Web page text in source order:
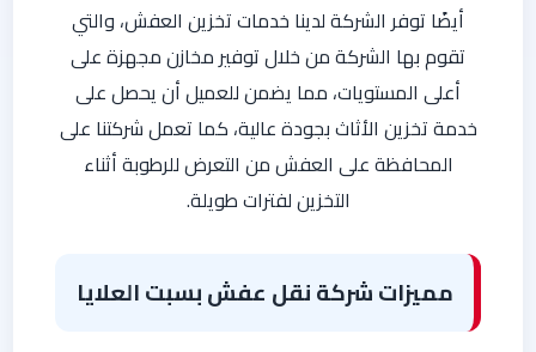
أيضًا توفر الشركة لدينا خدمات تخزين العفش، والتي
تقوم بها الشركة من خلال توفير مخازن مجهزة على
أعلى المستويات، مما يضمن للعميل أن يحصل على
خدمة تخزين الأثاث بجودة عالية، كما تعمل شركتنا على
المحافظة على العفش من التعرض للرطوبة أثناء
التخزين لفترات طويلة.
مميزات شركة نقل عفش بسبت العلايا